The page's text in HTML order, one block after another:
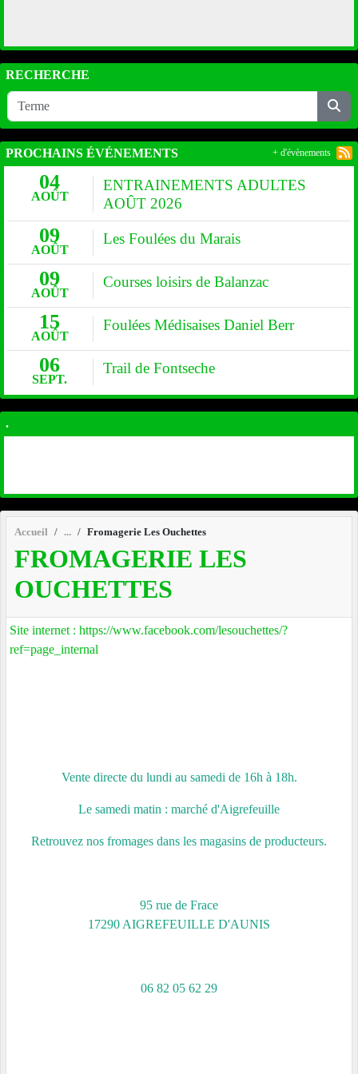
Accueil Fromagerie Les Ouchettes
FROMAGERIE LES
OUCHETTES
Site internet : https://www.facebook.com/lesouchettes/?
ref=page_internal
Vente directe du lundi au samedi de 16h à 18h.
Le samedi matin : marché d'Aigrefeuille
Retrouvez nos fromages dans les magasins de producteurs.
95 rue de Frace
17290 AIGREFEUILLE D'AUNIS
06 82 05 62 29
RECHERCHE
PROCHAINS ÉVÉNEMENTS
04
AOÛT
ENTRAINEMENTS ADULTES
AOÛT 2026
09
AOÛT
Les Foulées du Marais
09
AOÛT
Courses loisirs de Balanzac
15
AOÛT
Foulées Médisaises Daniel Berr
06
SEPT.
Trail de Fontseche
+ d'évènements
.